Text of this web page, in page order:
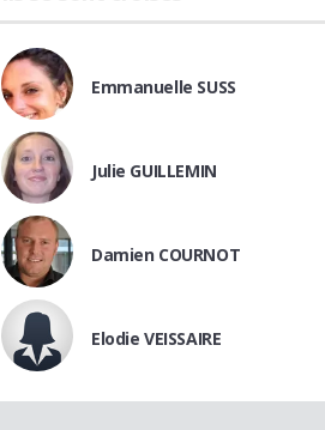
Emmanuelle SUSS
Julie GUILLEMIN
Damien COURNOT
Elodie VEISSAIRE